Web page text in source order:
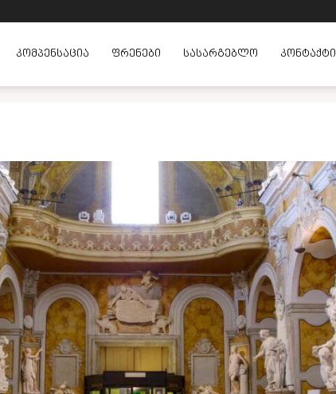
ᲙᲝᲛᲞᲔᲜᲡᲐᲪᲘᲐ ᲤᲠᲔᲜᲔᲑᲘ ᲡᲐᲡᲐᲠᲒᲔᲑᲚᲝ ᲙᲝᲜᲢᲐᲥᲢᲘ